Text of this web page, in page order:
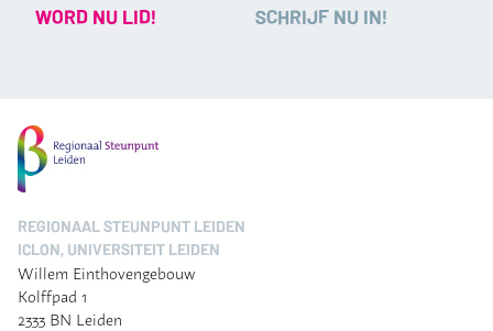
WORD NU LID! SCHRIJF NU IN!
REGIONAAL STEUNPUNT LEIDEN
ICLON, UNIVERSITEIT LEIDEN
Willem Einthovengebouw
Kolffpad 1
2333 BN Leiden